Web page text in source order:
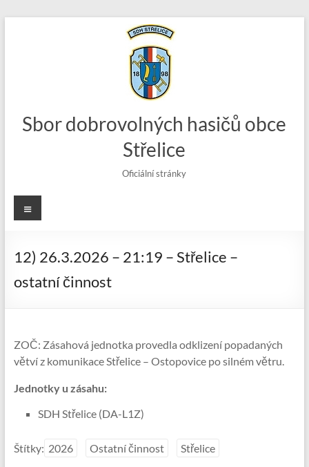
Sbor dobrovolných hasičů obce
Střelice
Oficiální stránky
Menu
12) 26.3.2026 – 21:19 – Střelice –
ostatní činnost
ZOČ: Zásahová jednotka provedla odklizení popadaných
větví z komunikace Střelice – Ostopovice po silném větru.
Jednotky u zásahu:
SDH Střelice (DA-L1Z)
Štítky: 2026 Ostatní činnost Střelice